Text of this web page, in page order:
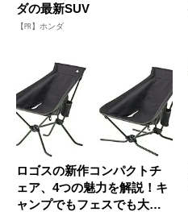
ダの最新SUV
【PR】ホンダ
ロゴスの新作コンパクトチ
ェア、4つの魅力を解説！キ
ャンプでもフェスでも大活